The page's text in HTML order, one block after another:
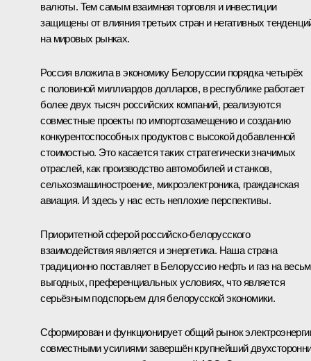
валюты. Тем самым взаимная торговля и инвестиции
защищены от влияния третьих стран и негативных
на мировых рынках.
Россия вложила в экономику Белоруссии порядка четырёх
с половиной миллиардов долларов, в республике работает
более двух тысяч российских компаний, реализуются
совместные проекты по импортозамещению и созданию
конкурентоспособных продуктов с высокой добавленной
стоимостью. Это касается таких стратегически значимых
отраслей, как производство автомобилей и станков,
сельхозмашиностроение, микроэлектроника, гражданская
авиация. И здесь у нас есть неплохие перспективы.
Приоритетной сферой российско-белорусского
взаимодействия является и энергетика. Наша страна
традиционно поставляет в Белоруссию нефть и газ на
выгодных, преференциальных условиях, что является
серьёзным подспорьем для белорусской экономики.
Cформирован и функционирует общий рынок
совместными усилиями завершён крупнейший